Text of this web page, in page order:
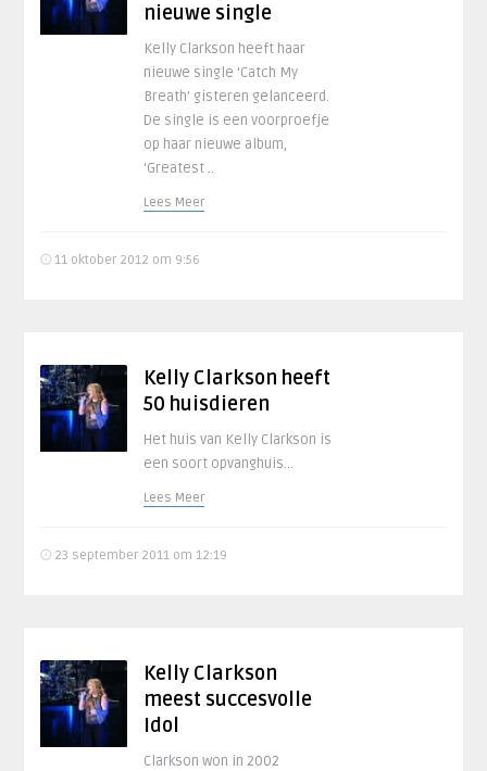
nieuwe single
Kelly Clarkson heeft haar
nieuwe single ‘Catch My
Breath’ gisteren gelanceerd.
De single is een voorproefje
op haar nieuwe album,
‘Greatest ..
Lees Meer
11 oktober 2012 om 9:56
Kelly Clarkson heeft
50 huisdieren
Het huis van Kelly Clarkson is
een soort opvanghuis...
Lees Meer
23 september 2011 om 12:19
Kelly Clarkson
meest succesvolle
Idol
Clarkson won in 2002